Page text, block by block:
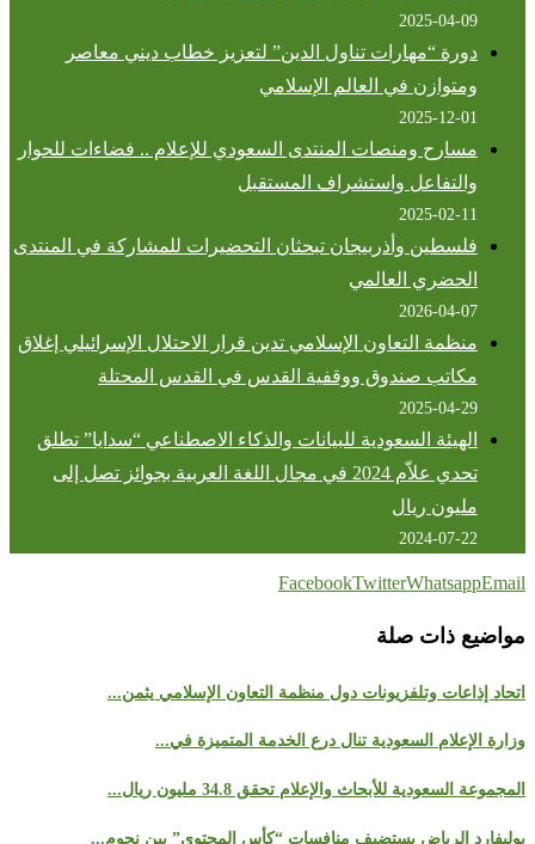
2025-04-09
دورة “مهارات تناول الدين” لتعزيز خطاب ديني معاصر
ومتوازن في العالم الإسلامي
2025-12-01
مسارح ومنصات المنتدى السعودي للإعلام .. فضاءات للحوار
والتفاعل واستشراف المستقبل
2025-02-11
فلسطين وأذربيجان تبحثان التحضيرات للمشاركة في المنتدى
الحضري العالمي
2026-04-07
منظمة التعاون الإسلامي تدين قرار الاحتلال الإسرائيلي إغلاق
مكاتب صندوق ووقفية القدس في القدس المحتلة
2025-04-29
الهيئة السعودية للبيانات والذكاء الاصطناعي “سدايا” تطلق
تحدي علاّم 2024 في مجال اللغة العربية بجوائز تصل إلى
مليون ريال
2024-07-22
FacebookTwitterWhatsappEmail
مواضيع ذات صلة
اتحاد إذاعات وتلفزيونات دول منظمة التعاون الإسلامي يثمن...
وزارة الإعلام السعودية تنال درع الخدمة المتميزة في...
المجموعة السعودية للأبحاث والإعلام تحقق 34.8 مليون ريال...
بوليفارد الرياض يستضيف منافسات “كأس المحتوى” بين نجوم...